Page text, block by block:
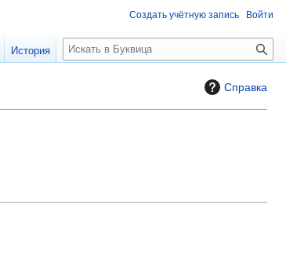
Справка
Создать учётную запись Войти
История
П
о
к